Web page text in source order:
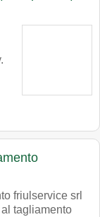
friulservice srl
tagliamento